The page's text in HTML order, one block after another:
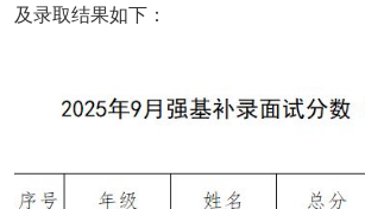
及录取结果如下：